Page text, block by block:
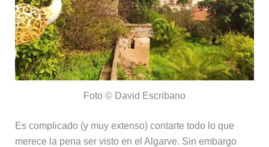
Foto © David Escribano
Es complicado (y muy extenso) contarte todo lo que
merece la pena ser visto en el Algarve. Sin embargo